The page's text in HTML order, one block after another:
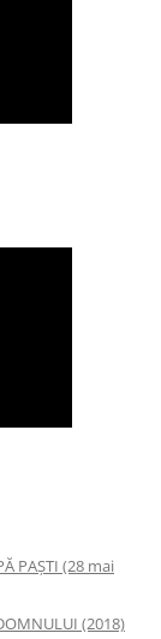
PAȘTI (28 mai
(2018)